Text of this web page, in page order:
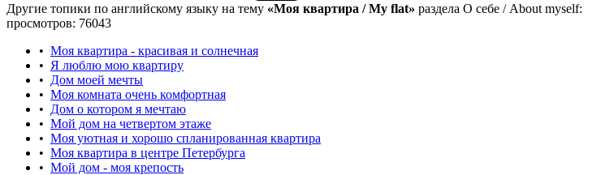
Другие топики по английскому языку на тему «Моя квартира / My flat» раздела О себе / About myself:
просмотров: 76043
• Моя квартира - красивая и солнечная
• Я люблю мою квартиру
• Дом моей мечты
• Моя комната очень комфортная
• Дом о котором я мечтаю
• Мой дом на четвертом этаже
• Моя уютная и хорошо спланированная квартира
• Моя квартира в центре Петербурга
• Мой дом - моя крепость